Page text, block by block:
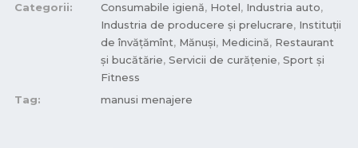
Categorii:
Consumabile igienă, Hotel, Industria auto,
Industria de producere și prelucrare, Instituții
de învățămînt, Mănuși, Medicină, Restaurant
și bucătărie, Servicii de curățenie, Sport și
Fitness
Tag:
manusi menajere